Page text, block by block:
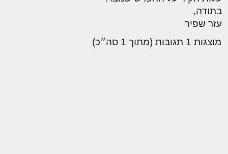
בתודה,
עזר שפיר
מוצגות 1 תגובות (מתוך 1 סה״כ)